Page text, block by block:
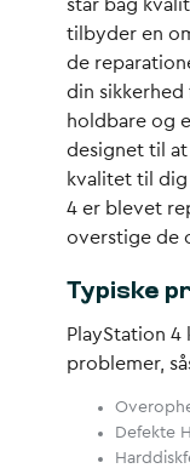
står bag
tilbyder en
de
din sikkerhed
holdbare og
designet til
kvalitet til
4 er blevet
overstige de
Typiske
PlayStation
problemer,
Defekte